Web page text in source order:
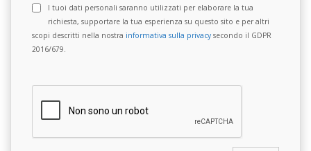
I tuoi dati personali saranno utilizzati per elaborare la tua
richiesta, supportare la tua esperienza su questo sito e per altri
scopi descritti nella nostra informativa sulla privacy secondo il GDPR
2016/679.